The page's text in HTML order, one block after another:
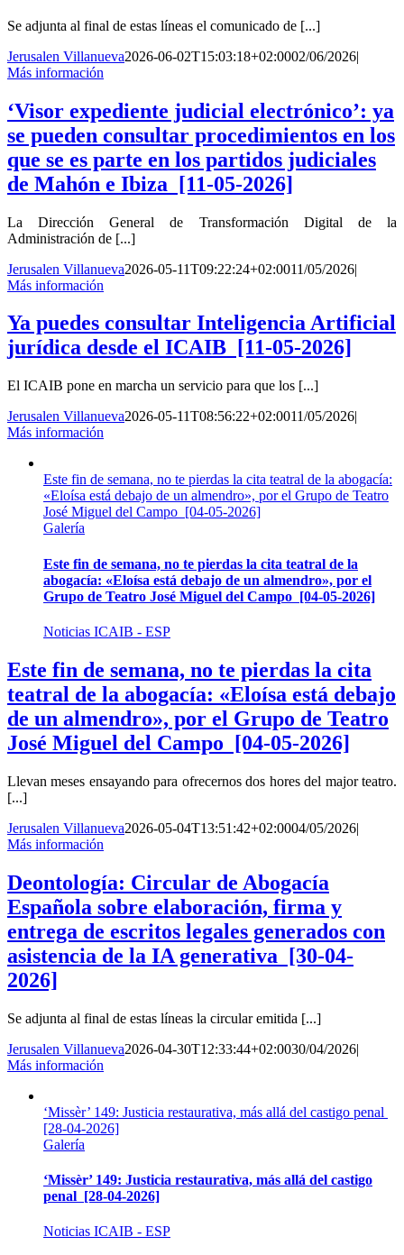
Se adjunta al final de estas líneas el comunicado de [...]
Jerusalen Villanueva2026-06-02T15:03:18+02:0002/06/2026|
Más información
‘Visor expediente judicial electrónico’: ya
se pueden consultar procedimientos en los
que se es parte en los partidos judiciales
de Mahón e Ibiza [11-05-2026]
La Dirección General de Transformación Digital de la
Administración de [...]
Jerusalen Villanueva2026-05-11T09:22:24+02:0011/05/2026|
Más información
Ya puedes consultar Inteligencia Artificial
jurídica desde el ICAIB [11-05-2026]
El ICAIB pone en marcha un servicio para que los [...]
Jerusalen Villanueva2026-05-11T08:56:22+02:0011/05/2026|
Más información
Este fin de semana, no te pierdas la cita teatral de la abogacía:
«Eloísa está debajo de un almendro», por el Grupo de Teatro
José Miguel del Campo [04-05-2026]
Galería
Este fin de semana, no te pierdas la cita teatral de la
abogacía: «Eloísa está debajo de un almendro», por el
Grupo de Teatro José Miguel del Campo [04-05-2026]
Noticias ICAIB - ESP
Este fin de semana, no te pierdas la cita
teatral de la abogacía: «Eloísa está debajo
de un almendro», por el Grupo de Teatro
José Miguel del Campo [04-05-2026]
Llevan meses ensayando para ofrecernos dos hores del major teatro.
[...]
Jerusalen Villanueva2026-05-04T13:51:42+02:0004/05/2026|
Más información
Deontología: Circular de Abogacía
Española sobre elaboración, firma y
entrega de escritos legales generados con
asistencia de la IA generativa [30-04-
2026]
Se adjunta al final de estas líneas la circular emitida [...]
Jerusalen Villanueva2026-04-30T12:33:44+02:0030/04/2026|
Más información
‘Missèr’ 149: Justicia restaurativa, más allá del castigo penal
[28-04-2026]
Galería
‘Missèr’ 149: Justicia restaurativa, más allá del castigo
penal [28-04-2026]
Noticias ICAIB - ESP